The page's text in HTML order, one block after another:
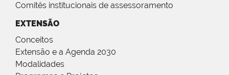
Comitês institucionais de assessoramento
EXTENSÃO
Conceitos
Extensão e a Agenda 2030
Modalidades